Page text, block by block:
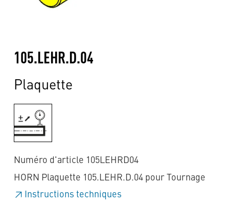
105.LEHR.D.04
Plaquette
Numéro d'article 105LEHRD04
HORN Plaquette 105.LEHR.D.04 pour Tournage
Instructions techniques